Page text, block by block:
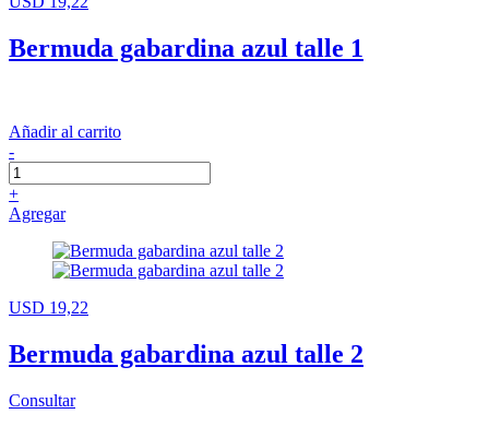
Bermuda gabardina azul talle 1
Añadir al carrito
-
+
Agregar
USD 19,22
Bermuda gabardina azul talle 2
Consultar